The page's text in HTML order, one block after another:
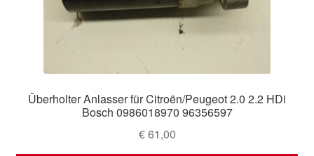
Überholter Anlasser für Citroën/Peugeot 2.0 2.2 HDi
Bosch 0986018970 96356597
€61,00